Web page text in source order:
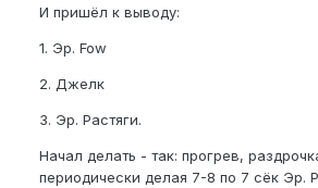
И пришёл к выводу:
1. Эр. Fow
2. Джелк
3. Эр. Растяги.
Начал делать - так: прогрев,
периодически делая 7-8 по 7 сёк Эр.